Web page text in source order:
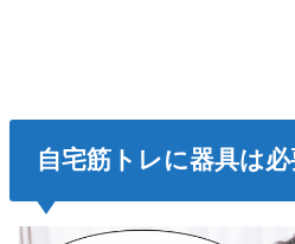
自宅筋トレに器具は必